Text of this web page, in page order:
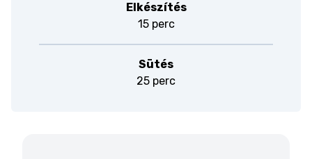
Elkészítés
15 perc
Sütés
25 perc